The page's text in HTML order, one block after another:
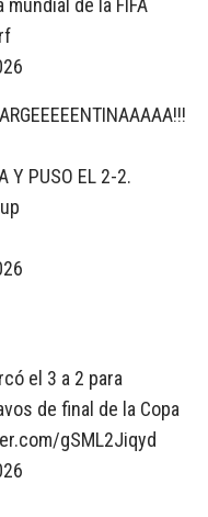
de la FIFA
Y PUSO EL 2-2.
el 3 a 2 para
de final de la Copa
gSML2Jiqyd